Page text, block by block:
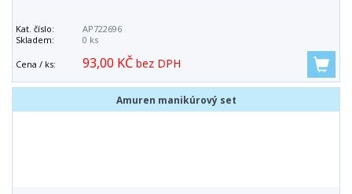
Kat. číslo:
AP722696
Skladem:
0 ks
Cena / ks: 93,00 KČ bez DPH
Amuren manikúrový set